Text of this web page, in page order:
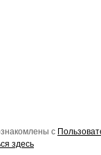
с
здесь